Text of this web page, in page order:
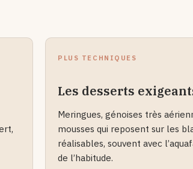
PLUS TECHNIQUES
Les desserts
Meringues, génoises très
mousses qui reposent sur les
réalisables, souvent avec
de l’habitude.